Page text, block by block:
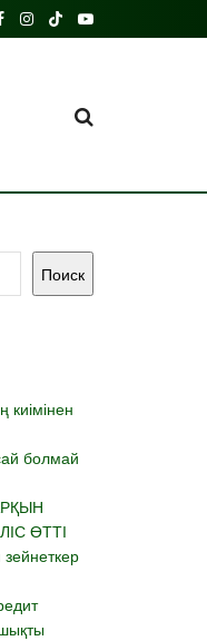
Поиск
киімінен
болмай
ӨТТІ